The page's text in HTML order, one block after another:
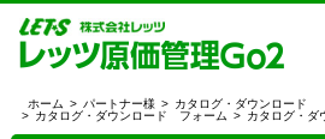
ホーム > パートナー様 > カタログ・ダウンロード
> カタログ・ダウンロード フォーム > カタログ・